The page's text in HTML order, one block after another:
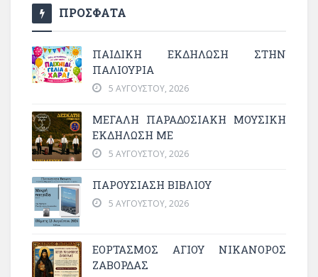
ΠΡΟΣΦΑΤΑ
ΠΑΙΔΙΚΗ ΕΚΔΗΛΩΣΗ ΣΤΗΝ
ΠΑΛΙΟΥΡΙΑ
5 ΑΥΓΟΎΣΤΟΥ, 2026
ΜΕΓΆΛΗ ΠΑΡΑΔΟΣΙΑΚΉ ΜΟΥΣΙΚΉ
ΕΚΔΉΛΩΣΗ ΜΕ
5 ΑΥΓΟΎΣΤΟΥ, 2026
ΠΑΡΟΥΣΙΑΣΗ ΒΙΒΛΙΟΥ
5 ΑΥΓΟΎΣΤΟΥ, 2026
ΕΟΡΤΑΣΜΟΣ ΑΓΙΟΥ ΝΙΚΑΝΟΡΟΣ
ΖΑΒΟΡΔΑΣ